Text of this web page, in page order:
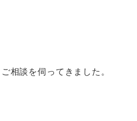
相談を伺ってきました。